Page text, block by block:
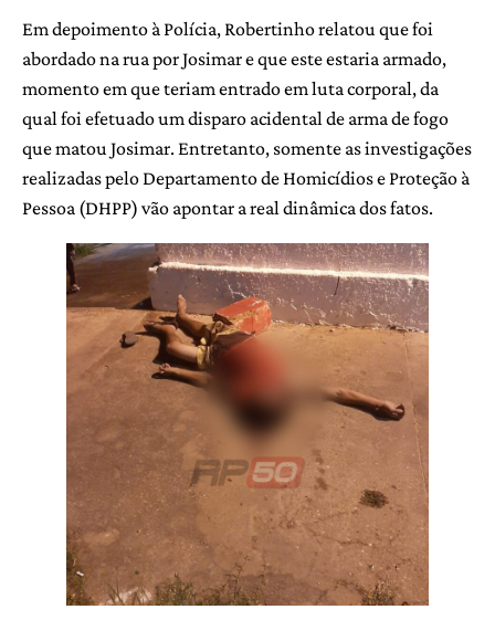
Em depoimento à Polícia, Robertinho relatou que foi
abordado na rua por Josimar e que este estaria armado,
momento em que teriam entrado em luta corporal, da
qual foi efetuado um disparo acidental de arma de fogo
que matou Josimar. Entretanto, somente as investigações
realizadas pelo Departamento de Homicídios e Proteção à
Pessoa (DHPP) vão apontar a real dinâmica dos fatos.